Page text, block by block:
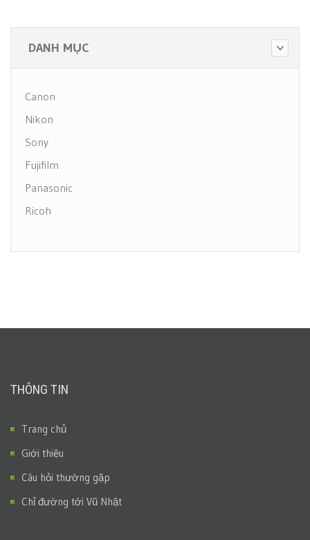
DANH MỤC
Canon
Nikon
Sony
Fujifilm
Panasonic
Ricoh
THÔNG TIN
Trang chủ
Giới thiệu
Câu hỏi thường gặp
Chỉ đường tới Vũ Nhật